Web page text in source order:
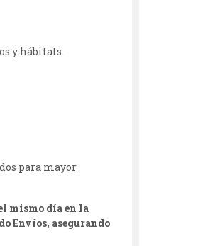
y hábitats.
para mayor
mismo día en la
Envíos, asegurando